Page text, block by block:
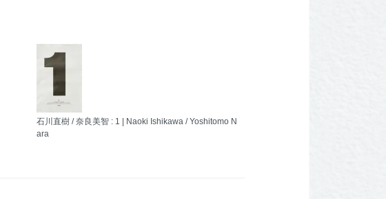
石川直樹 / 奈良美智 : 1 | Naoki Ishikawa / Yoshitomo N
ara